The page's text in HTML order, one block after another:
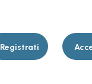
Registrati